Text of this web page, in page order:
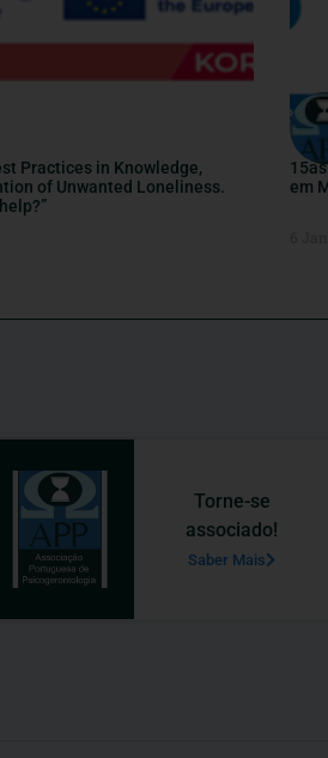
Practices in Knowledge,
of Unwanted Loneliness.
em
Torne-se
associado!
Saber Mais